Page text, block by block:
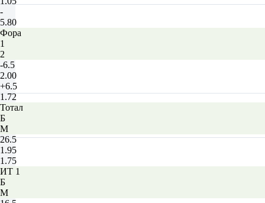
-
5.80
Фора
1
2
-6.5
2.00
+6.5
1.72
Тотал
Б
М
26.5
1.95
1.75
ИТ 1
Б
М